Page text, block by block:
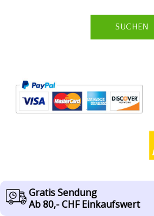
Gratis Sendung
Ab 80,- CHF Einkaufswert